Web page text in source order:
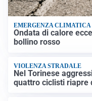
EMERGENZA CLIMATICA
Ondata di calore
bollino rosso
VIOLENZA STRADALE
Nel Torinese
quattro ciclisti riapre